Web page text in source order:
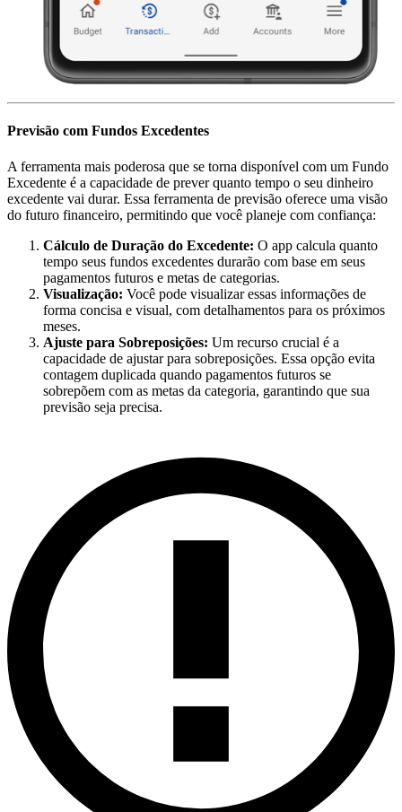
Previsão com Fundos Excedentes
A ferramenta mais poderosa que se torna disponível com um Fundo
Excedente é a capacidade de prever quanto tempo o seu dinheiro
excedente vai durar. Essa ferramenta de previsão oferece uma visão
do futuro financeiro, permitindo que você planeje com confiança:
Cálculo de Duração do Excedente: O app calcula quanto
tempo seus fundos excedentes durarão com base em seus
pagamentos futuros e metas de categorias.
Visualização: Você pode visualizar essas informações de
forma concisa e visual, com detalhamentos para os próximos
meses.
Ajuste para Sobreposições: Um recurso crucial é a
capacidade de ajustar para sobreposições. Essa opção evita
contagem duplicada quando pagamentos futuros se
sobrepõem com as metas da categoria, garantindo que sua
previsão seja precisa.